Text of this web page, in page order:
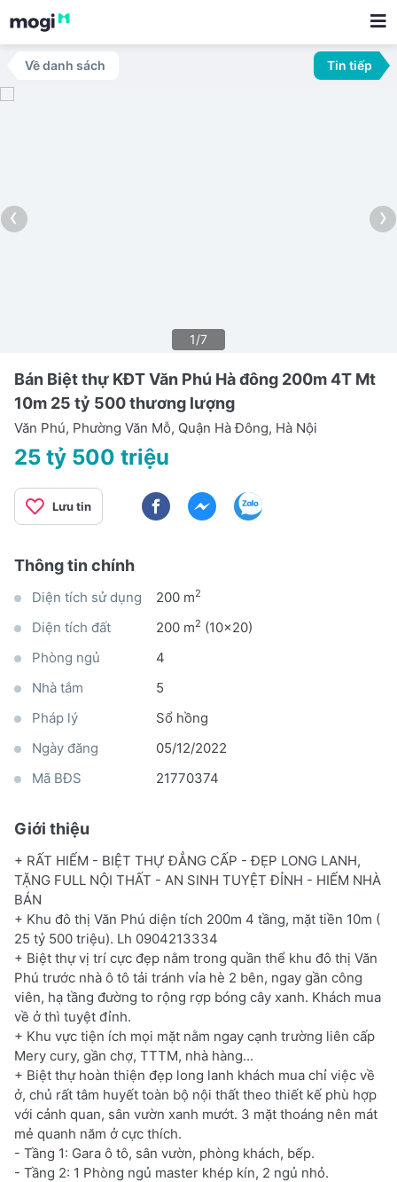
Về danh sách Tin tiếp
‹ ›
1/7
Bán Biệt thự KĐT Văn Phú Hà đông 200m 4T Mt
10m 25 tỷ 500 thương lượng
Văn Phú, Phường Văn Mỗ, Quận Hà Đông, Hà Nội
25 tỷ 500 triệu
Lưu tin
Thông tin chính
Diện tích sử dụng 200 m2
Diện tích đất 200 m2 (10x20)
Phòng ngủ
4
Nhà tắm
5
Pháp lý
Sổ hồng
Ngày đăng
05/12/2022
Mã BĐS
21770374
Giới thiệu
+ RẤT HIẾM - BIỆT THỰ ĐẲNG CẤP - ĐẸP LONG LANH,
TẶNG FULL NỘI THẤT - AN SINH TUYỆT ĐỈNH - HIẾM NHÀ
BÁN
+ Khu đô thị Văn Phú diện tích 200m 4 tầng, mặt tiền 10m (
25 tỷ 500 triệu). Lh 0904213334
+ Biệt thự vị trí cực đẹp nằm trong quần thể khu đô thị Văn
Phú trước nhà ô tô tải tránh vỉa hè 2 bên, ngay gần công
viên, hạ tầng đường to rộng rợp bóng cây xanh. Khách mua
về ở thì tuyệt đỉnh.
+ Khu vực tiện ích mọi mặt nằm ngay cạnh trường liên cấp
Mery cury, gần chợ, TTTM, nhà hàng...
+ Biệt thự hoàn thiện đẹp long lanh khách mua chỉ việc về
ở, chủ rất tâm huyết toàn bộ nội thất theo thiết kế phù hợp
với cảnh quan, sân vườn xanh mướt. 3 mặt thoáng nên mát
mẻ quanh năm ở cực thích.
- Tầng 1: Gara ô tô, sân vườn, phòng khách, bếp.
- Tầng 2: 1 Phòng ngủ master khép kín, 2 ngủ nhỏ.